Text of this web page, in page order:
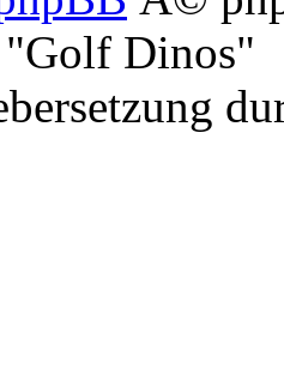
"Golf Dinos"